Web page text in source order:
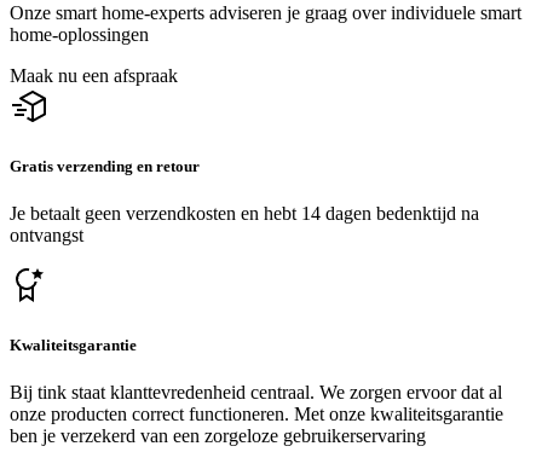
Onze smart home-experts adviseren je graag over individuele smart
home-oplossingen
Maak nu een afspraak
Gratis verzending en retour
Je betaalt geen verzendkosten en hebt 14 dagen bedenktijd na
ontvangst
Kwaliteitsgarantie
Bij tink staat klanttevredenheid centraal. We zorgen ervoor dat al
onze producten correct functioneren. Met onze kwaliteitsgarantie
ben je verzekerd van een zorgeloze gebruikerservaring